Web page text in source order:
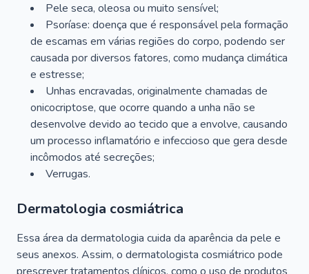
Pele seca, oleosa ou muito sensível;
Psoríase: doença que é responsável pela formação
de escamas em várias regiões do corpo, podendo ser
causada por diversos fatores, como mudança climática
e estresse;
Unhas encravadas, originalmente chamadas de
onicocriptose, que ocorre quando a unha não se
desenvolve devido ao tecido que a envolve, causando
um processo inflamatório e infeccioso que gera desde
incômodos até secreções;
Verrugas.
Dermatologia cosmiátrica
Essa área da dermatologia cuida da aparência da pele e
seus anexos. Assim, o dermatologista cosmiátrico pode